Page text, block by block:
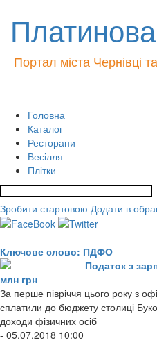
Портал міста Чернівці
Головна
Каталог
Ресторани
Весілля
Плітки
Зробити стартовою Додати в
Ключове слово: ПДФО
Податок з
млн грн
За перше півріччя цього року з
сплатили до бюджету столиці
доходи фізичних осіб
- 05.07.2018 10:00